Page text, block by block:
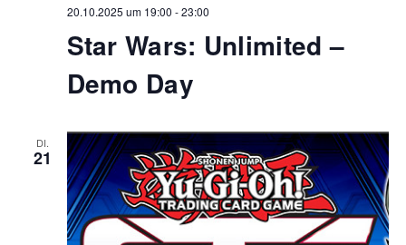
20.10.2025 um 19:00 -23:00
Star Wars: Unlimited –
Demo Day
DI.
21